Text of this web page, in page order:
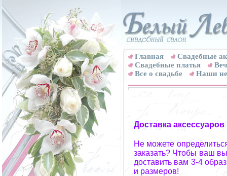
Главная
Свадебные
Cвадебные платья
Все о свадьбе
Наши
Доставка
Не можете
заказать? Чтобы ваш
доставить вам 3-4
и размеров!